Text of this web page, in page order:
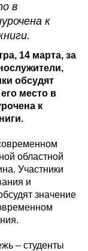
в
к
14 марта, за
обсудят
место в
к
областной
Участники
и
значение
– студенты